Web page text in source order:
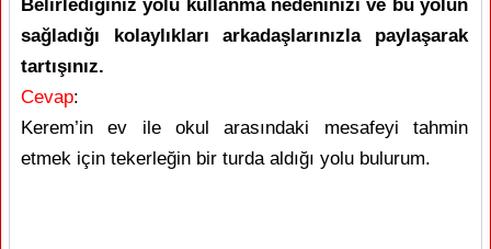
Belirlediğiniz yolu kullanma nedeninizi ve bu yolun
sağladığı kolaylıkları arkadaşlarınızla paylaşarak
tartışınız.
Cevap:
Kerem’in ev ile okul arasındaki mesafeyi tahmin
etmek için tekerleğin bir turda aldığı yolu bulurum.